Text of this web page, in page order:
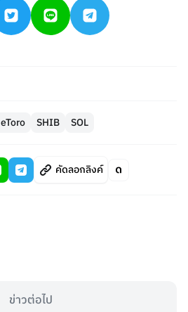
eToro SHIB SOL
คัดลอกลิงค์
ข่าวต่อไป